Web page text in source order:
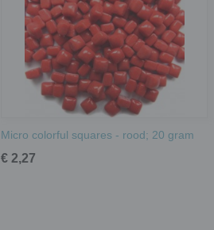
Micro colorful squares - rood; 20 gram
€ 2,27